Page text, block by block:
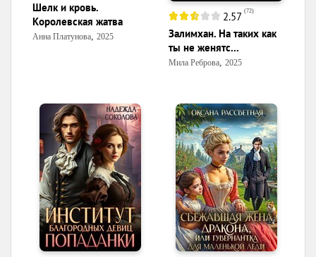
Шелк и кровь.
Королевская жатва
Анна Платунова, 2025
2.57 (72)
Залимхан. На таких как
ты не женятс...
Мила Реброва 2025